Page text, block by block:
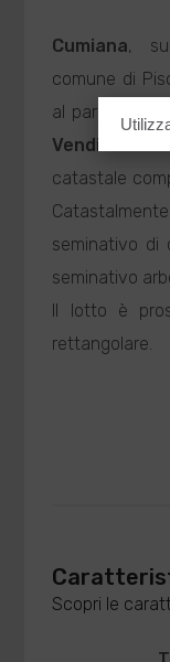
Cumiana,
comune di
al parco
Vendita
catastale
seminativo di
seminativo
Il lotto è
rettangolare.
Scopri le